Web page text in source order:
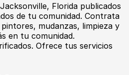
Jacksonville, Florida publicados
de tu comunidad. Contrata
mudanzas, limpieza y
en tu comunidad.
Ofrece tus servicios